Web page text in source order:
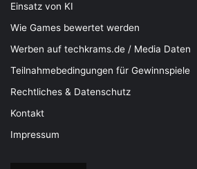
Einsatz von KI
Wie Games bewertet werden
Werben auf techkrams.de / Media Daten
Teilnahmebedingungen für Gewinnspiele
Rechtliches & Datenschutz
Kontakt
Impressum